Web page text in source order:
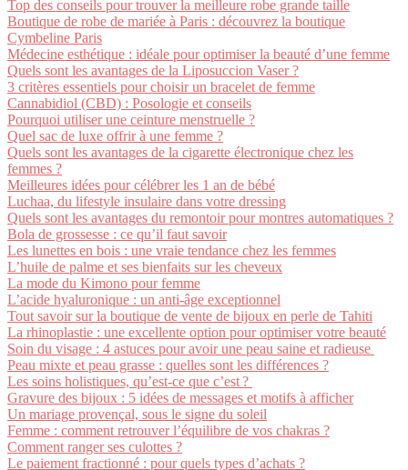
Top des conseils pour trouver la meilleure robe grande taille
Boutique de robe de mariée à Paris : découvrez la boutique
Cymbeline Paris
Médecine esthétique : idéale pour optimiser la beauté d’une femme
Quels sont les avantages de la Liposuccion Vaser ?
3 critères essentiels pour choisir un bracelet de femme
Cannabidiol (CBD) : Posologie et conseils
Pourquoi utiliser une ceinture menstruelle ?
Quel sac de luxe offrir à une femme ?
Quels sont les avantages de la cigarette électronique chez les
femmes ?
Meilleures idées pour célébrer les 1 an de bébé
Luchaa, du lifestyle insulaire dans votre dressing
Quels sont les avantages du remontoir pour montres automatiques ?
Bola de grossesse : ce qu’il faut savoir
Les lunettes en bois : une vraie tendance chez les femmes
L’huile de palme et ses bienfaits sur les cheveux
La mode du Kimono pour femme
L’acide hyaluronique : un anti-âge exceptionnel
Tout savoir sur la boutique de vente de bijoux en perle de Tahiti
La rhinoplastie : une excellente option pour optimiser votre beauté
Soin du visage : 4 astuces pour avoir une peau saine et radieuse
Peau mixte et peau grasse : quelles sont les différences ?
Les soins holistiques, qu’est-ce que c’est ?
Gravure des bijoux : 5 idées de messages et motifs à afficher
Un mariage provençal, sous le signe du soleil
Femme : comment retrouver l’équilibre de vos chakras ?
Comment ranger ses culottes ?
Le paiement fractionné : pour quels types d’achats ?